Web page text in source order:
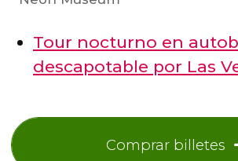
Tour nocturno en
descapotable por Las
Comprar billetes